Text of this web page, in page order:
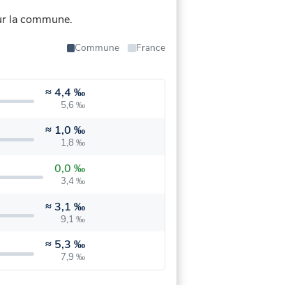
la commune.
Commune
France
≈4,4 ‰
5,6 ‰
≈ 1,0 ‰
1,8 ‰
0,0 ‰
3,4 ‰
≈ 3,1 ‰
9,1 ‰
≈ 5,3 ‰
7,9 ‰